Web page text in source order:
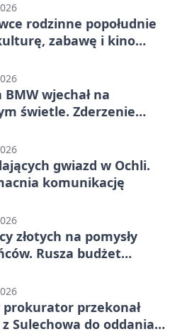
rodzinne popołudnie
zabawę i kino
wjechał na
świetle. Zderzenie
gwiazd w Ochli.
komunikację
złotych na pomysły
Rusza budżet
prokurator przekonał
Sulechowa do oddania